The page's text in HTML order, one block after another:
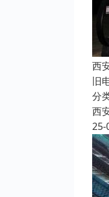
西
旧
分
西
25-